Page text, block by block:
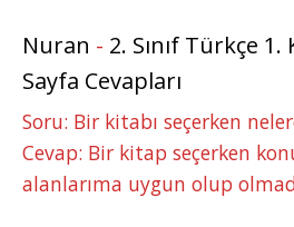
Nuran - 2. Sınıf Türkçe
Sayfa Cevapları
Soru: Bir kitabı seçerken
Cevap: Bir kitap seçerken
alanlarıma uygun olup